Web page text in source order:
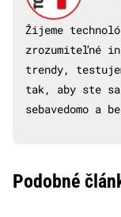
Žijeme
zrozumiteľné
trendy,
tak, aby ste
sebavedomo a
Podobné